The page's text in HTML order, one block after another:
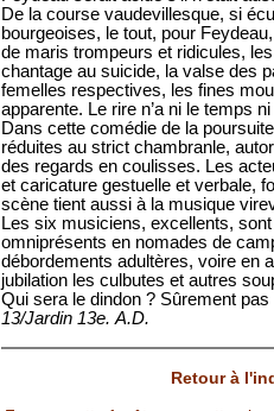
De la course vaudevillesque, si
bourgeoises, le tout, pour
de maris trompeurs et ridicules,
chantage au suicide, la valse des
femelles respectives, les fines
apparente. Le rire n’a ni le temps
Dans cette comédie de la
réduites au strict chambranle,
des regards en coulisses. Les
et caricature gestuelle et verbale,
scène tient aussi à la musique
Les six musiciens, excellents,
omniprésents en nomades de
débordements adultères, voire en
jubilation les culbutes et autres
Qui sera le dindon ? Sûrement
13/Jardin 13e. A.D.
Retour à